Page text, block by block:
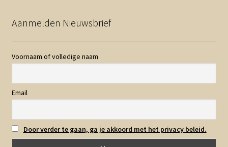
Aanmelden Nieuwsbrief
Voornaam of volledige naam
Email
Door verder te gaan, ga je akkoord met het privacy beleid.